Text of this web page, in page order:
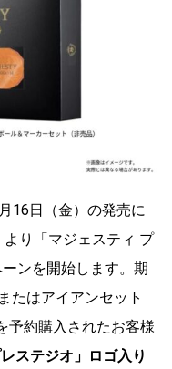
16日（金）の発売に
り「マジェスティ プ
ンを開始します。期
たはアイアンセット
予約購入されたお客様
ステジオ」ロゴ入り